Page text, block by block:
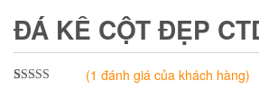
ĐÁ KÊ CỘT ĐẸP
(1 đánh giá của khách hàng)